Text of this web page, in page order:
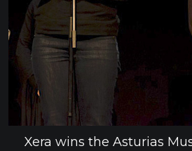
Xera wins the Asturias